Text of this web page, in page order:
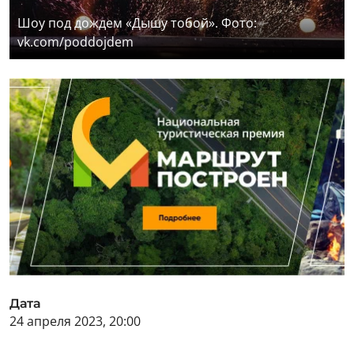
Шоу под дождем «Дышу тобой». Фото:
vk.com/poddojdem
Дата
24 апреля 2023, 20:00